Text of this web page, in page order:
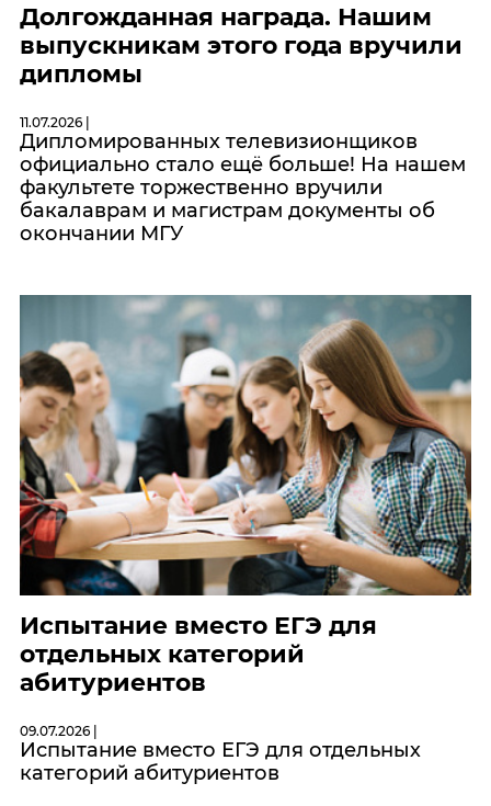
Долгожданная награда. Нашим
выпускникам этого года вручили
дипломы
11.07.2026 |
Дипломированных телевизионщиков
официально стало ещё больше! На нашем
факультете торжественно вручили
бакалаврам и магистрам документы об
окончании МГУ
Испытание вместо ЕГЭ для
отдельных категорий
абитуриентов
09.07.2026 |
Испытание вместо ЕГЭ для отдельных
категорий абитуриентов